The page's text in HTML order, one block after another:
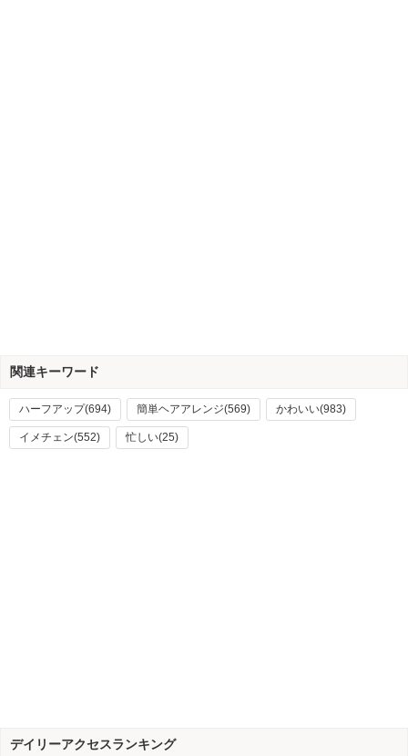
関連キーワード
ハーフアップ(694) 簡単ヘアアレンジ(569) かわいい(983)
イメチェン(552) 忙しい(25)
デイリーアクセスランキング